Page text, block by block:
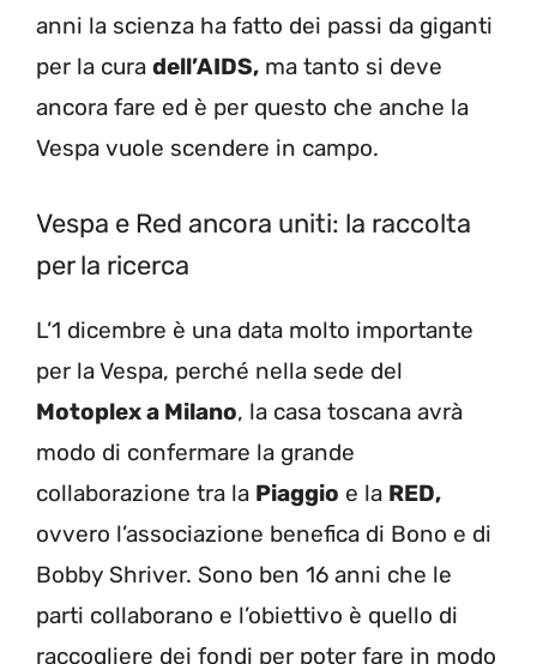
anni la scienza ha fatto dei passi da giganti
per la cura dell’AIDS, ma tanto si deve
ancora fare ed è per questo che anche la
Vespa vuole scendere in campo.
Vespa e Red ancora uniti: la raccolta
per la ricerca
L’1 dicembre è una data molto importante
per la Vespa, perché nella sede del
Motoplex a Milano, la casa toscana avrà
modo di confermare la grande
collaborazione tra la Piaggio e la RED,
ovvero l’associazione benefica di Bono e di
Bobby Shriver. Sono ben 16 anni che le
parti collaborano e l’obiettivo è quello di
raccogliere dei fondi per poter fare in modo